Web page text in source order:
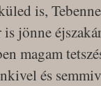
is,
jönne
magam
és